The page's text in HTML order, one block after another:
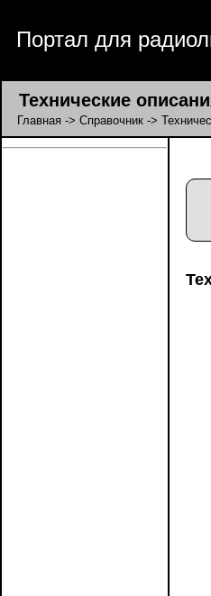
Портал для
Технические
Главная -> Справочник ->